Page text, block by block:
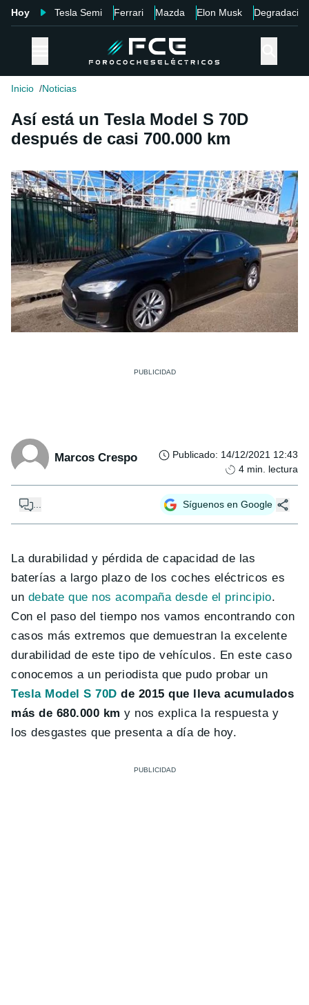
Hoy Tesla Semi Ferrari Mazda Elon Musk Degradación
Inicio Noticias
Así está un Tesla Model S 70D
después de casi 700.000 km
Marcos Crespo Publicado: 14/12/2021 12:43
4 min. lectura
... Síguenos en Google
La durabilidad y pérdida de capacidad de las
baterías a largo plazo de los coches eléctricos es
un debate que nos acompaña desde el principio.
Con el paso del tiempo nos vamos encontrando con
casos más extremos que demuestran la excelente
durabilidad de este tipo de vehículos. En este caso
conocemos a un periodista que pudo probar un
Tesla Model S 70D de 2015 que lleva acumulados
más de 680.000 km y nos explica la respuesta y
los desgastes que presenta a día de hoy.